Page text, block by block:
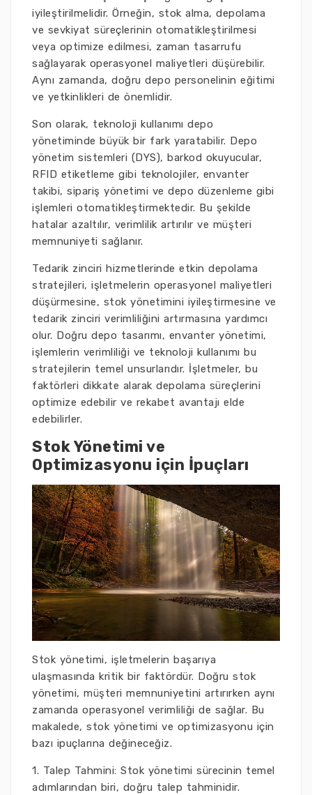
iyileştirilmelidir. Örneğin, stok alma, depolama
ve sevkiyat süreçlerinin otomatikleştirilmesi
veya optimize edilmesi, zaman tasarrufu
sağlayarak operasyonel maliyetleri düşürebilir.
Aynı zamanda, doğru depo personelinin eğitimi
ve yetkinlikleri de önemlidir.
Son olarak, teknoloji kullanımı depo
yönetiminde büyük bir fark yaratabilir. Depo
yönetim sistemleri (DYS), barkod okuyucular,
RFID etiketleme gibi teknolojiler, envanter
takibi, sipariş yönetimi ve depo düzenleme gibi
işlemleri otomatikleştirmektedir. Bu şekilde
hatalar azaltılır, verimlilik artırılır ve müşteri
memnuniyeti sağlanır.
Tedarik zinciri hizmetlerinde etkin depolama
stratejileri, işletmelerin operasyonel maliyetleri
düşürmesine, stok yönetimini iyileştirmesine ve
tedarik zinciri verimliliğini artırmasına yardımcı
olur. Doğru depo tasarımı, envanter yönetimi,
işlemlerin verimliliği ve teknoloji kullanımı bu
stratejilerin temel unsurlarıdır. İşletmeler, bu
faktörleri dikkate alarak depolama süreçlerini
optimize edebilir ve rekabet avantajı elde
edebilirler.
Stok Yönetimi ve
Optimizasyonu için İpuçları
Stok yönetimi, işletmelerin başarıya
ulaşmasında kritik bir faktördür. Doğru stok
yönetimi, müşteri memnuniyetini artırırken aynı
zamanda operasyonel verimliliği de sağlar. Bu
makalede, stok yönetimi ve optimizasyonu için
bazı ipuçlarına değineceğiz.
1. Talep Tahmini: Stok yönetimi sürecinin temel
adımlarından biri, doğru talep tahminidir.